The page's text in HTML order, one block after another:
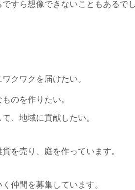
すら想像できないこともあるでし
ワクワクを届けたい。
のを作りたい。
、地域に貢献したい。
を売り、庭を作っています。
仲間を募集しています。